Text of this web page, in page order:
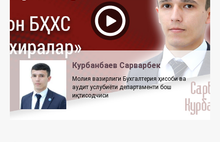
Курбанбаев Сарварбек
Молия вазирлиги Бухгалтерия ҳисоби ва
аудит услубиёти департаменти бош
иқтисодчиси